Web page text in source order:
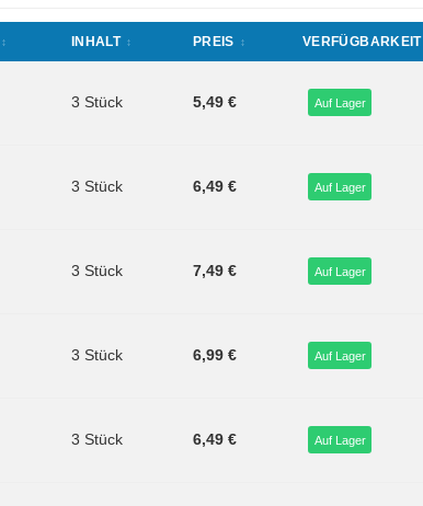
INHALT PREIS VERFÜGBARKEIT
3 Stück 5,49 € Auf Lager
3 Stück 6,49 € Auf Lager
3 Stück 7,49 € Auf Lager
3 Stück 6,99 € Auf Lager
3 Stück 6,49 € Auf Lager